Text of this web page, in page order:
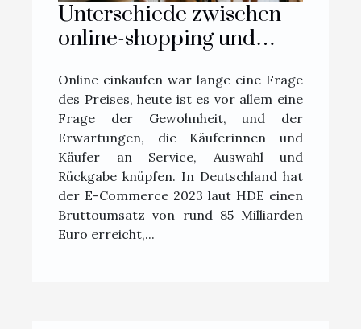
Unterschiede zwischen
online-shopping und
erster hand erklärt
Online einkaufen war lange eine Frage
des Preises, heute ist es vor allem eine
Frage der Gewohnheit, und der
Erwartungen, die Käuferinnen und
Käufer an Service, Auswahl und
Rückgabe knüpfen. In Deutschland hat
der E-Commerce 2023 laut HDE einen
Bruttoumsatz von rund 85 Milliarden
Euro erreicht,...